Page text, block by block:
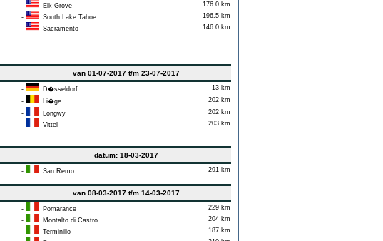
- Elk Grove
176.0 km
- South Lake Tahoe
196.5 km
- Sacramento
146.0 km
van 01-07-2017 t/m 23-07-2017
- D�sseldorf
13 km
- Li�ge
202 km
- Longwy
202 km
- Vittel
203 km
datum: 18-03-2017
- San Remo 291 km
van 08-03-2017 t/m 14-03-2017
- Pomarance
229 km
- Montalto di Castro
204 km
- Terminillo
187 km